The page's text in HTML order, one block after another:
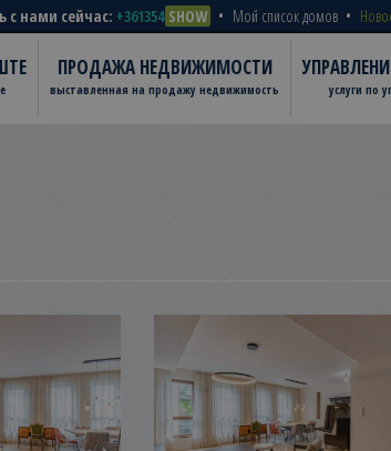
с нами сейчас: +361354 SHOW Мой список домов
ПРОДАЖА НЕДВИЖИМОСТИ
выставленная на продажу недвижимость услуги по